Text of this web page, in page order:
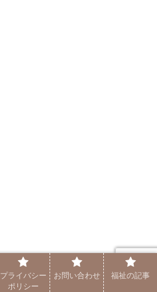
プライバシー
ポリシー
お問い合わせ 福祉の記事